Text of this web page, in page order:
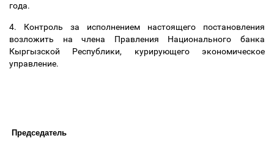
года.
4. Контроль за исполнением настоящего постановления
возложить на члена Правления Национального банка
Кыргызской Республики, курирующего экономическое
управление.
Председатель